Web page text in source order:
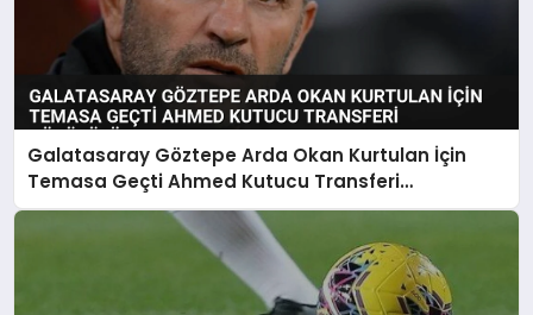
Galatasaray Göztepe Arda Okan Kurtulan İçin
Temasa Geçti Ahmed Kutucu Transferi
Görüşülüyor